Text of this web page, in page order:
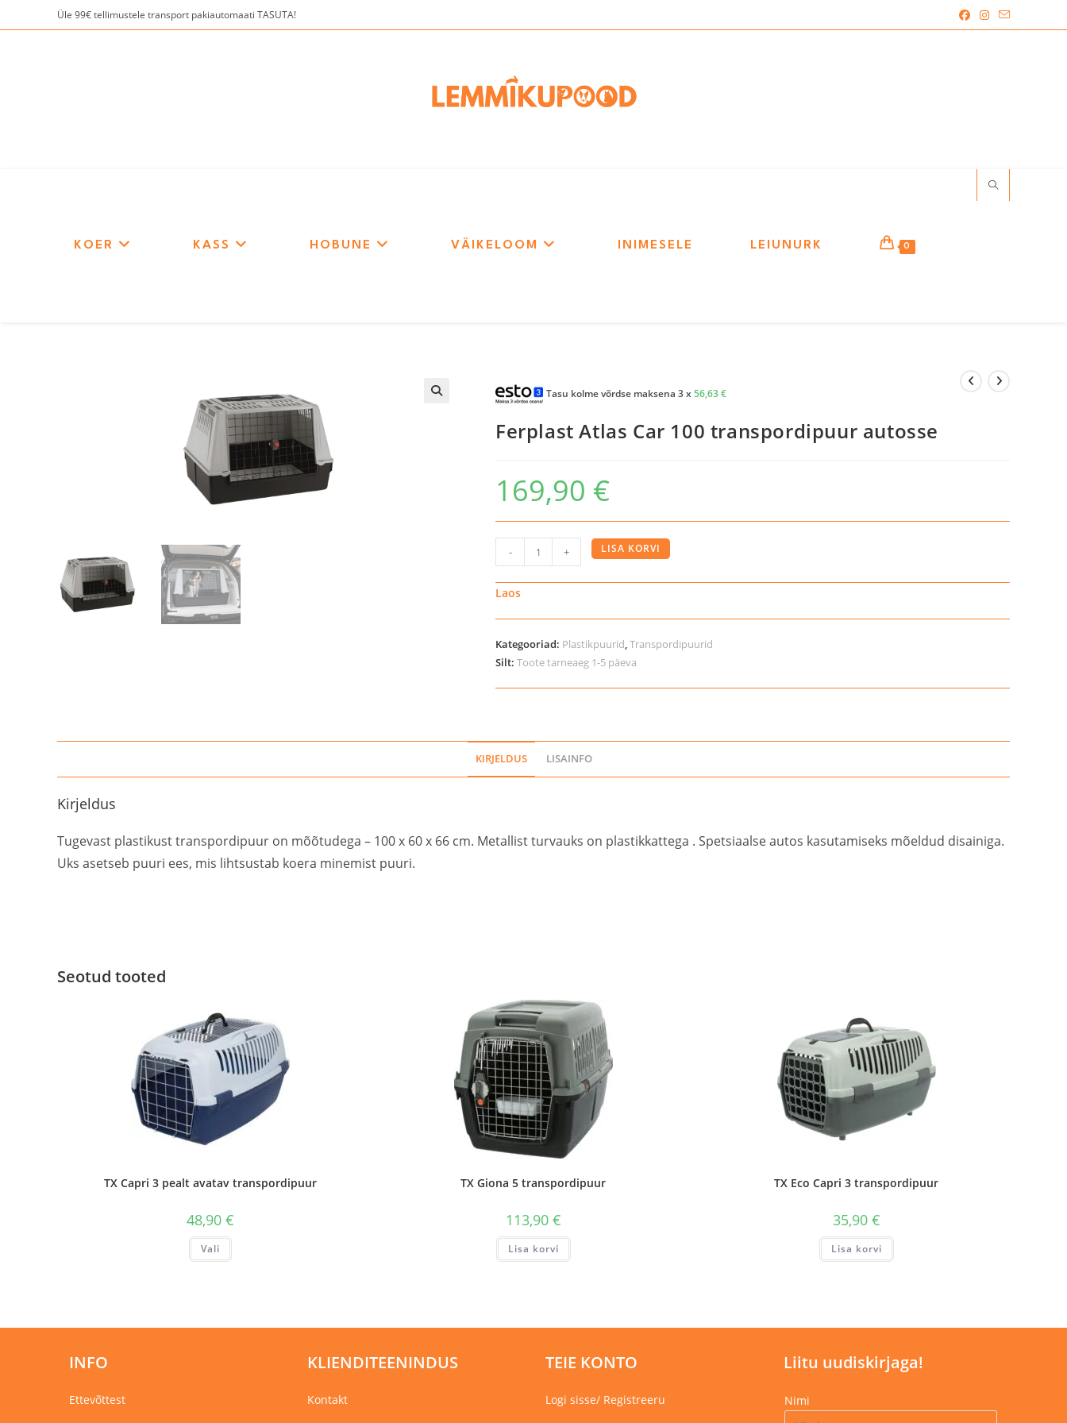
to
Üle 99€ tellimustele transport pakiautomaati TASUTA!
KOER KASS HOBUNE VÄIKELOOM INIMESELE LEIUNURK 0
Tasu kolme võrdse maksena 3 x56,63€
Ferplast Atlas Car 100 transpordipuur autosse
169,90 €
Ferplast
Atlas
Car
autosse
kogus
- + LISA KORVI
Laos
Kategooriad: Plastikpuurid,Transpordipuurid
Silt: Toote tarneaeg 1-5 päeva
KIRJELDUS LISAINFO
Kirjeldus
Tugevast plastikust transpordipuur on mõõtudega – 100 x 60 x 66 cm. Metallist turvauks on plastikkattega . Spetsiaalse autos kasutamiseks mõeldud disainiga.
Uks asetseb puuri ees, mis lihtsustab koera minemist puuri.
Seotud tooted
TX Capri 3 pealt avatav transpordipuur
48,90€
Vali
Sellel
tootelehel.
TX Giona 5 transpordipuur
113,90 €
Lisa korvi
TX Eco Capri 3 transpordipuur
35,90 €
Lisa korvi
INFO
Ettevõttest
KLIENDITEENINDUS
Kontakt
TEIE KONTO
Logi sisse/ Registreeru
Liitu uudiskirjaga!
Nimi